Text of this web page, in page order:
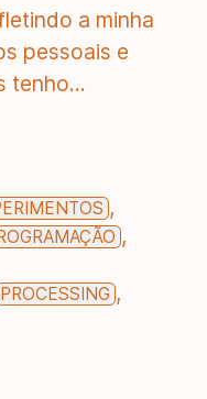
a minha
pessoais e
tenho...
,
,
PROCESSING ,